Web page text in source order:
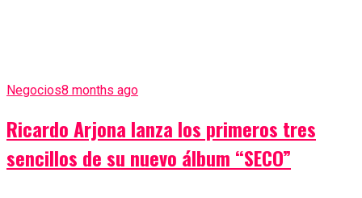
Negocios8 months ago
Ricardo Arjona lanza los primeros tres
sencillos de su nuevo álbum “SECO”